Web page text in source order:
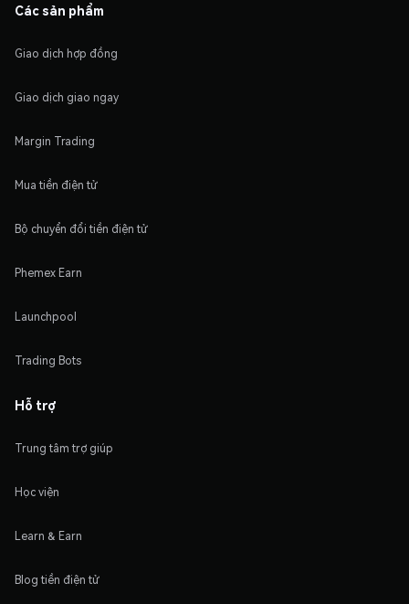
Các sản phẩm
Giao dịch hợp đồng
Giao dịch giao ngay
Margin Trading
Mua tiền điện tử
Bộ chuyển đổi tiền điện tử
Phemex Earn
Launchpool
Trading Bots
Hỗ trợ
Trung tâm trợ giúp
Học viện
Learn & Earn
Blog tiền điện tử